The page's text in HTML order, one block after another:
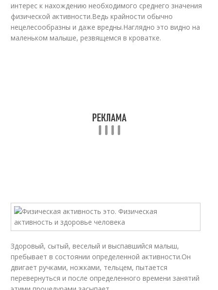
интерес к нахождению необходимого среднего значения
физической активности.Ведь крайности обычно
нецелесообразны и даже вредны.Наглядно это видно на
маленьком малыше, резвящемся в кроватке.
Здоровый, сытый, веселый и выспавшийся малыш,
пребывает в состоянии определенной активности.Он
двигает ручками, ножками, тельцем, пытается
перевернуться и после определенного времени занятий